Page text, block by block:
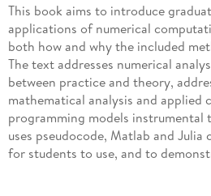
This book aims to introduce
applications of numerical
both how and why the included
The text addresses numerical
between practice and theory,
mathematical analysis and applied
programming models
uses pseudocode, Matlab and Julia
for students to use, and to